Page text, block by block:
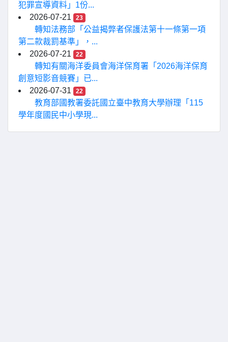
犯罪宣導資料」1份...
2026-07-21
23
轉知法務部「公益揭弊者保護法第十一條第一項
第二款裁罰基準」，...
2026-07-21
22
轉知有關海洋委員會海洋保育署「2026海洋保育
創意短影音競賽」已...
2026-07-31
22
教育部國教署委託國立臺中教育大學辦理「115
學年度國民中小學現...